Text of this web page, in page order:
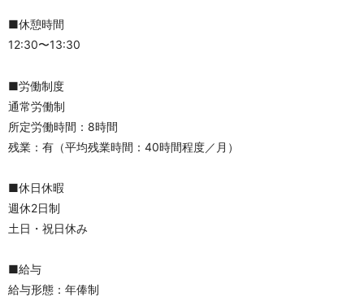
■休憩時間
12:30〜13:30
■労働制度
通常労働制
所定労働時間：8時間
残業：有（平均残業時間：40時間程度／月）
■休日休暇
週休2日制
土日・祝日休み
■給与
給与形態：年俸制